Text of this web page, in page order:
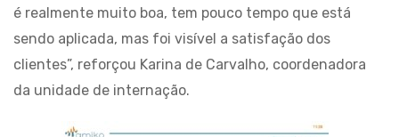
é realmente muito boa, tem pouco tempo que está
sendo aplicada, mas foi visível a satisfação dos
clientes”, reforçou Karina de Carvalho, coordenadora
da unidade de internação.